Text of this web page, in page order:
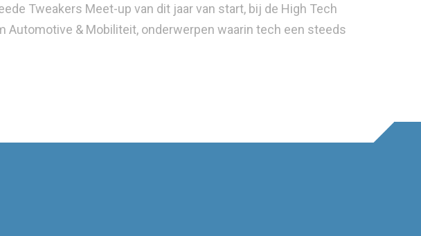
Tweakers Meet-up van dit jaar van start, bij de High Tech
Automotive & Mobiliteit, onderwerpen waarin tech een steeds